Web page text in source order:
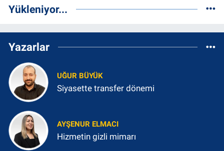
Yükleniyor...
Yazarlar
UĞUR BÜYÜK
Siyasette transfer dönemi
AYŞENUR ELMACI
Hizmetin gizli mimarı